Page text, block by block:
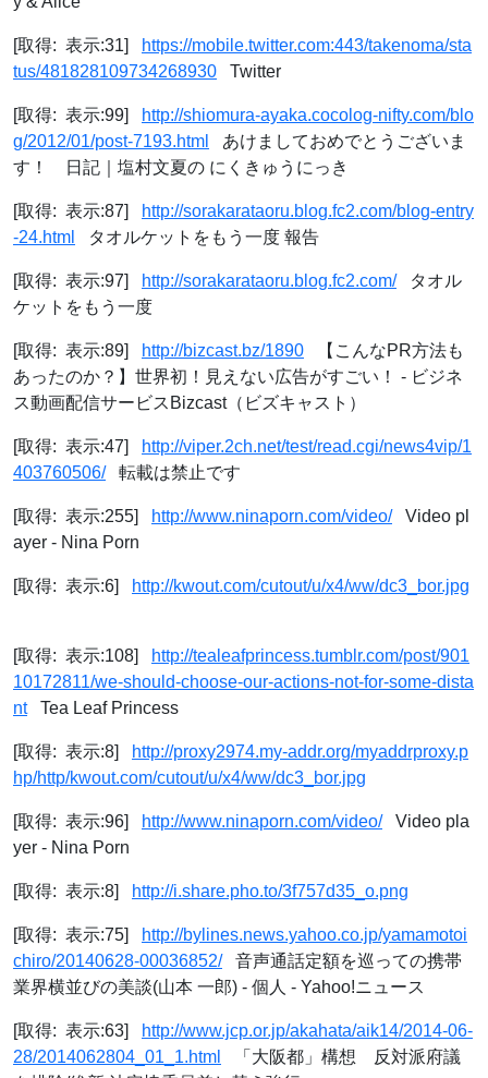
[取得: 表示:31]
https://mobile.twitter.com:443/takenoma/sta
tus/481828109734268930 Twitter
[取得: 表示:99]
http://shiomura-ayaka.cocolog-nifty.com/blo
g/2012/01/post-7193.html
あけましておめでとうございま
す！ 日記｜塩村文夏の にくきゅうにっき
[取得: 表示:87]
http://sorakarataoru.blog.fc2.com/blog-entry
-24.html
タオルケットをもう一度 報告
[取得: 表示:97] http://sorakarataoru.blog.fc2.com/タオル
ケットをもう一度
[取得: 表示:89] http://bizcast.bz/1890 【こんなPR方法も
あったのか？】世界初！見えない広告がすごい！ - ビジネ
ス動画配信サービスBizcast（ビズキャスト）
[取得: 表示:47]
http://viper.2ch.net/test/read.cgi/news4vip/1
403760506/転載は禁止です
[取得: 表示:255] http://www.ninaporn.com/video/Video pl
ayer - Nina Porn
[取得: 表示:6] http://kwout.com/cutout/u/x4/ww/dc3_bor.jpg
[取得: 表示:108]
http://tealeafprincess.tumblr.com/post/901
10172811/we-should-choose-our-actions-not-for-some-dista
ntTea Leaf Princess
[取得: 表示:8]
http://proxy2974.my-addr.org/myaddrproxy.p
hp/http/kwout.com/cutout/u/x4/ww/dc3_bor.jpg
[取得: 表示:96] http://www.ninaporn.com/video/Video pla
yer - Nina Porn
[取得: 表示:8] http://i.share.pho.to/3f757d35_o.png
[取得: 表示:75]
http://bylines.news.yahoo.co.jp/yamamotoi
chiro/20140628-00036852/音声通話定額を巡っての携帯
業界横並びの美談(山本 一郎) - 個人 - Yahoo!ニュース
[取得: 表示:63]
http://www.jcp.or.jp/akahata/aik14/2014-06-
28/2014062804_01_1.html
「大阪都」構想 反対派府議